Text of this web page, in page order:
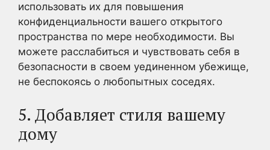
использовать их для повышения
конфиденциальности вашего открытого
пространства по мере необходимости. Вы
можете расслабиться и чувствовать себя в
безопасности в своем уединенном убежище,
не беспокоясь о любопытных соседях.
5. Добавляет стиля вашему
дому